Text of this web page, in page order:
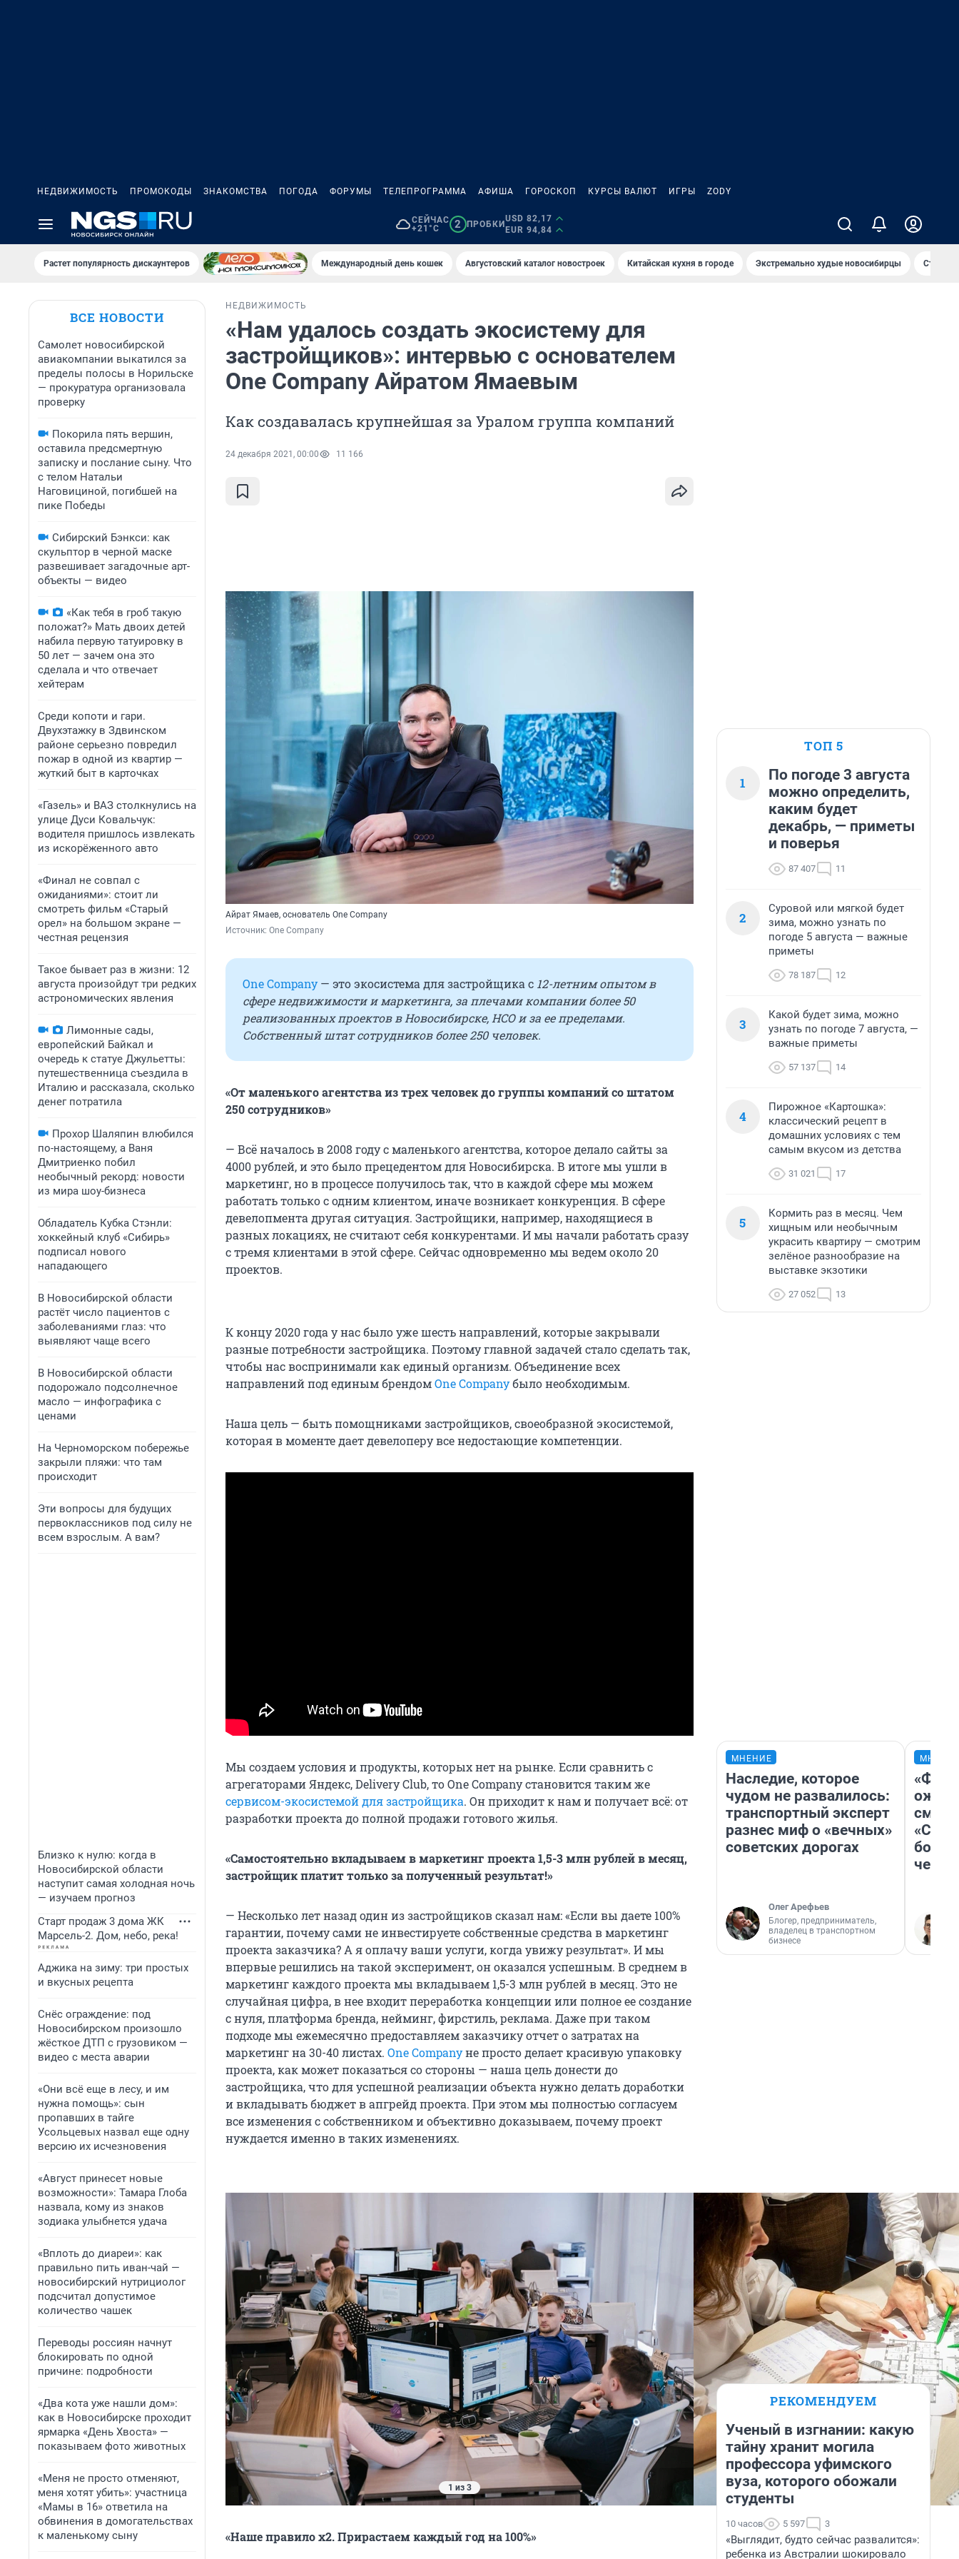
НЕДВИЖИМОСТЬ ПРОМОКОДЫ ЗНАКОМСТВА ПОГОДА ФОРУМЫ ТЕЛЕПРОГРАММА АФИША ГОРОСКОП КУРСЫ ВАЛЮТ ИГРЫ ZODY
СЕЙЧАС
+21°C
2 ПРОБКИ
USD 82,17
EUR 94,84
Растет популярность дискаунтеров Международный день кошек Августовский каталог новостроек Китайская кухня в городе Экстремально худые новосибирцы Старт
ВСЕ НОВОСТИ
Самолет новосибирской
авиакомпании выкатился за
пределы полосы в Норильске
— прокуратура организовала
проверку
Покорила пять вершин,
оставила предсмертную
записку и послание сыну. Что
с телом Натальи
Наговициной, погибшей на
пике Победы
Сибирский Бэнкси: как
скульптор в черной маске
развешивает загадочные арт-
объекты — видео
«Как тебя в гроб такую
положат?» Мать двоих детей
набила первую татуировку в
50 лет — зачем она это
сделала и что отвечает
хейтерам
Среди копоти и гари.
Двухэтажку в Здвинском
районе серьезно повредил
пожар в одной из квартир —
жуткий быт в карточках
«Газель» и ВАЗ столкнулись на
улице Дуси Ковальчук:
водителя пришлось извлекать
из искорёженного авто
«Финал не совпал с
ожиданиями»: стоит ли
смотреть фильм «Старый
орел» на большом экране —
честная рецензия
Такое бывает раз в жизни: 12
августа произойдут три редких
астрономических явления
Лимонные сады,
европейский Байкал и
очередь к статуе Джульетты:
путешественница съездила в
Италию и рассказала, сколько
денег потратила
Прохор Шаляпин влюбился
по-настоящему, а Ваня
Дмитриенко побил
необычный рекорд: новости
из мира шоу-бизнеса
Обладатель Кубка Стэнли:
хоккейный клуб «Сибирь»
подписал нового
нападающего
В Новосибирской области
растёт число пациентов с
заболеваниями глаз: что
выявляют чаще всего
В Новосибирской области
подорожало подсолнечное
масло — инфографика с
ценами
На Черноморском побережье
закрыли пляжи: что там
происходит
Эти вопросы для будущих
первоклассников под силу не
всем взрослым. А вам?
Близко к нулю: когда в
Новосибирской области
наступит самая холодная ночь
— изучаем прогноз
Старт продаж 3 дома ЖК
Марсель-2. Дом, небо, река!
Аджика на зиму: три простых
и вкусных рецепта
Снёс ограждение: под
Новосибирском произошло
жёсткое ДТП с грузовиком —
видео с места аварии
«Они всё еще в лесу, и им
нужна помощь»: сын
пропавших в тайге
Усольцевых назвал еще одну
версию их исчезновения
«Август принесет новые
возможности»: Тамара Глоба
назвала, кому из знаков
зодиака улыбнется удача
«Вплоть до диареи»: как
правильно пить иван-чай —
новосибирский нутрициолог
подсчитал допустимое
количество чашек
Переводы россиян начнут
блокировать по одной
причине: подробности
«Два кота уже нашли дом»:
как в Новосибирске проходит
ярмарка «День Хвоста» —
показываем фото животных
«Меня не просто отменяют,
меня хотят убить»: участница
«Мамы в 16» ответила на
обвинения в домогательствах
к маленькому сыну
НЕДВИЖИМОСТЬ
«Нам удалось создать экосистему для
застройщиков»: интервью с основателем
One Company Айратом Ямаевым
Как создавалась крупнейшая за Уралом группа компаний
24 декабря 2021, 00:00 11 166
Айрат Ямаев, основатель One Company
Источник: One Company
One Company— это экосистема для застройщика с 12-летним опытом в
сфере недвижимости и маркетинга, за плечами компании более 50
реализованных проектов в Новосибирске, НСО и за ее пределами.
Собственный штат сотрудников более 250 человек.
«От маленького агентства из трех человек до группы компаний со штатом
250 сотрудников»
— Всё началось в 2008 году с маленького агентства, которое делало сайты за
4000 рублей, и это было прецедентом для Новосибирска. В итоге мы ушли в
маркетинг, но в процессе получилось так, что в каждой сфере мы можем
работать только с одним клиентом, иначе возникает конкуренция. В сфере
девелопмента другая ситуация. Застройщики, например, находящиеся в
разных локациях, не считают себя конкурентами. И мы начали работать сразу
с тремя клиентами в этой сфере. Сейчас одновременно мы ведем около 20
проектов.
К концу 2020 года у нас было уже шесть направлений, которые закрывали
разные потребности застройщика. Поэтому главной задачей стало сделать так,
чтобы нас воспринимали как единый организм. Объединение всех
направлений под единым брендомOne Companyбыло необходимым.
Наша цель — быть помощниками застройщиков, своеобразной экосистемой,
которая в моменте дает девелоперу все недостающие компетенции.
Мы создаем условия и продукты, которых нет на рынке. Если сравнить с
агрегаторами Яндекс, Delivery Сlub, то One Company становится таким же
сервисом-экосистемой для застройщика. Он приходит к нам и получает всё: от
разработки проекта до полной продажи готового жилья.
«Самостоятельно вкладываем в маркетинг проекта 1,5-3 млн рублей в месяц,
застройщик платит только за полученный результат!»
— Несколько лет назад один из застройщиков сказал нам: «Если вы даете 100%
гарантии, почему сами не инвестируете собственные средства в маркетинг
проекта заказчика? А я оплачу ваши услуги, когда увижу результат». И мы
впервые решились на такой эксперимент, он оказался успешным. В среднем в
маркетинг каждого проекта мы вкладываем 1,5-3 млн рублей в месяц. Это не
случайная цифра, в нее входит переработка концепции или полное ее создание
с нуля, платформа бренда, нейминг, фирстиль, реклама. Даже при таком
подходе мы ежемесячно предоставляем заказчику отчет о затратах на
маркетинг на 30-40 листах. One Companyне просто делает красивую упаковку
проекта, как может показаться со стороны — наша цель донести до
застройщика, что для успешной реализации объекта нужно делать доработки
и вкладывать бюджет в апгрейд проекта. При этом мы полностью согласуем
все изменения с собственником и объективно доказываем, почему проект
нуждается именно в таких изменениях.
1 из 3
«Наше правило x2. Прирастаем каждый год на 100%»
ТОП 5
1
По погоде 3 августа
можно определить,
каким будет
декабрь, — приметы
и поверья
87 407 11
2
Суровой или мягкой будет
зима, можно узнать по
погоде 5 августа — важные
приметы
78 187 12
3
Какой будет зима, можно
узнать по погоде 7 августа, —
важные приметы
57 137 14
4
Пирожное «Картошка»:
классический рецепт в
домашних условиях с тем
самым вкусом из детства
31 021 17
5
Кормить раз в месяц. Чем
хищным или необычным
украсить квартиру — смотрим
зелёное разнообразие на
выставке экзотики
27 052 13
МНЕНИЕ
Наследие, которое
чудом не развалилось:
транспортный эксперт
разнес миф о «вечных»
советских дорогах
Олег Арефьев
Блогер, предприниматель,
владелец в транспортном
бизнесе
РЕКОМЕНДУЕМ
Ученый в изгнании: какую
тайну хранит могила
профессора уфимского
вуза, которого обожали
студенты
10 часов 5 597 3
«Выглядит, будто сейчас развалится»:
ребенка из Австралии шокировало